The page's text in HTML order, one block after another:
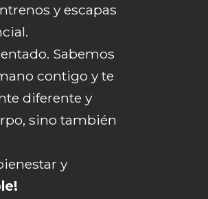
y escapas
Sabemos
contigo y te
diferente y
sino también
y